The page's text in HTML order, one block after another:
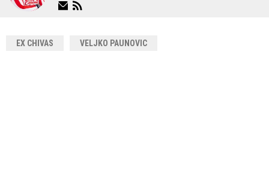
EX CHIVAS VELJKO PAUNOVIC